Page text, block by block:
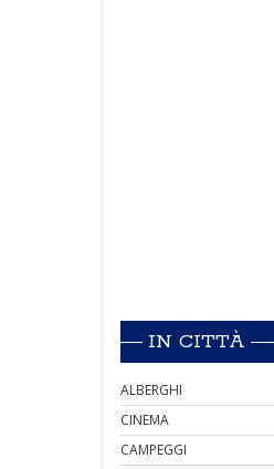
IN CITTÀ
ALBERGHI
CINEMA
CAMPEGGI